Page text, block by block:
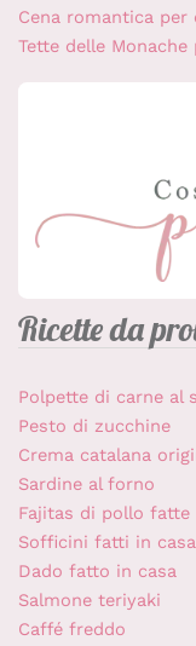
Cena romantica per
Tette delle Monache
Ricette da
Polpette di carne al
Pesto di zucchine
Crema catalana
Sardine al forno
Fajitas di pollo fatte
Sofficini fatti in casa
Dado fatto in casa
Salmone teriyaki
Caffé freddo